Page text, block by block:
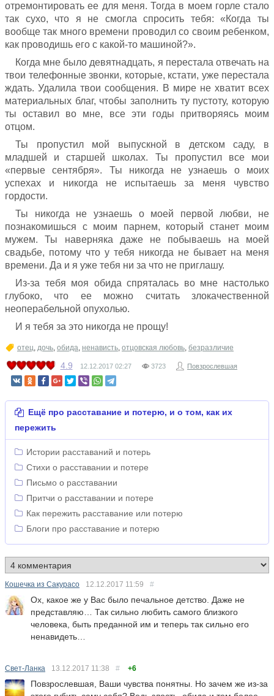
отремонтировать ее для меня. Тогда в моем горле стало
так сухо, что я не смогла спросить тебя: «Когда ты
вообще так много времени проводил со своим ребенком,
как проводишь его с какой-то машиной?».
Когда мне было девятнадцать, я перестала отвечать на
твои телефонные звонки, которые, кстати, уже перестала
ждать. Удалила твои сообщения. В мире не хватит всех
материальных благ, чтобы заполнить ту пустоту, которую
ты оставил во мне, все эти годы притворяясь моим
отцом.
Ты пропустил мой выпускной в детском саду, в
младшей и старшей школах. Ты пропустил все мои
«первые сентября». Ты никогда не узнаешь о моих
успехах и никогда не испытаешь за меня чувство
гордости.
Ты никогда не узнаешь о моей первой любви, не
познакомишься с моим парнем, который станет моим
мужем. Ты наверняка даже не побываешь на моей
свадьбе, потому что у тебя никогда не бывает на меня
времени. Да и я уже тебя ни за что не приглашу.
Из-за тебя моя обида спряталась во мне настолько
глубоко, что ее можно считать злокачественной
неоперабельной опухолью.
И я тебя за это никогда не прощу!
отец, дочь, обида, ненависть, отцовская любовь, безразличие
4.9 12.12.2017 02:27 3723 Повзрослевшая
Ещё про расставание и потерю, и о том, как их
пережить
Истории расставаний и потерь
Стихи о расставании и потере
Письмо о расставании
Притчи о расставании и потере
Как пережить расставание или потерю
Блоги про расставание и потерю
Кошечка из Сакурасо 12.12.2017 11:59 #
Ох, какое же у Вас было печальное детство. Даже не
представляю… Так сильно любить самого близкого
человека, быть преданной им и теперь так сильно его
ненавидеть…
Свет-Ланка 13.12.2017 11:38 # +6
Повзрослевшая, Ваши чувства понятны. Но зачем же из-за